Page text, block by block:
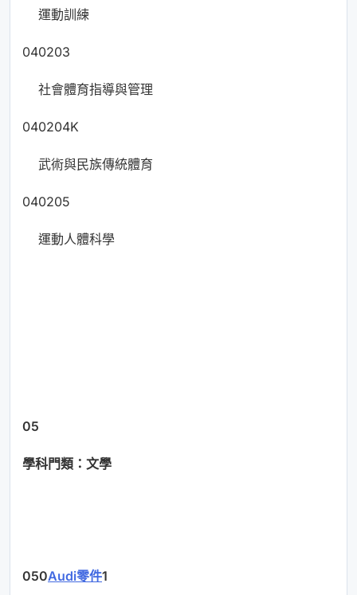
運動訓練
040203
社會體育指導與管理
040204K
武術與民族傳統體育
040205
運動人體科學
05
學科門類：文學
050Audi零件1